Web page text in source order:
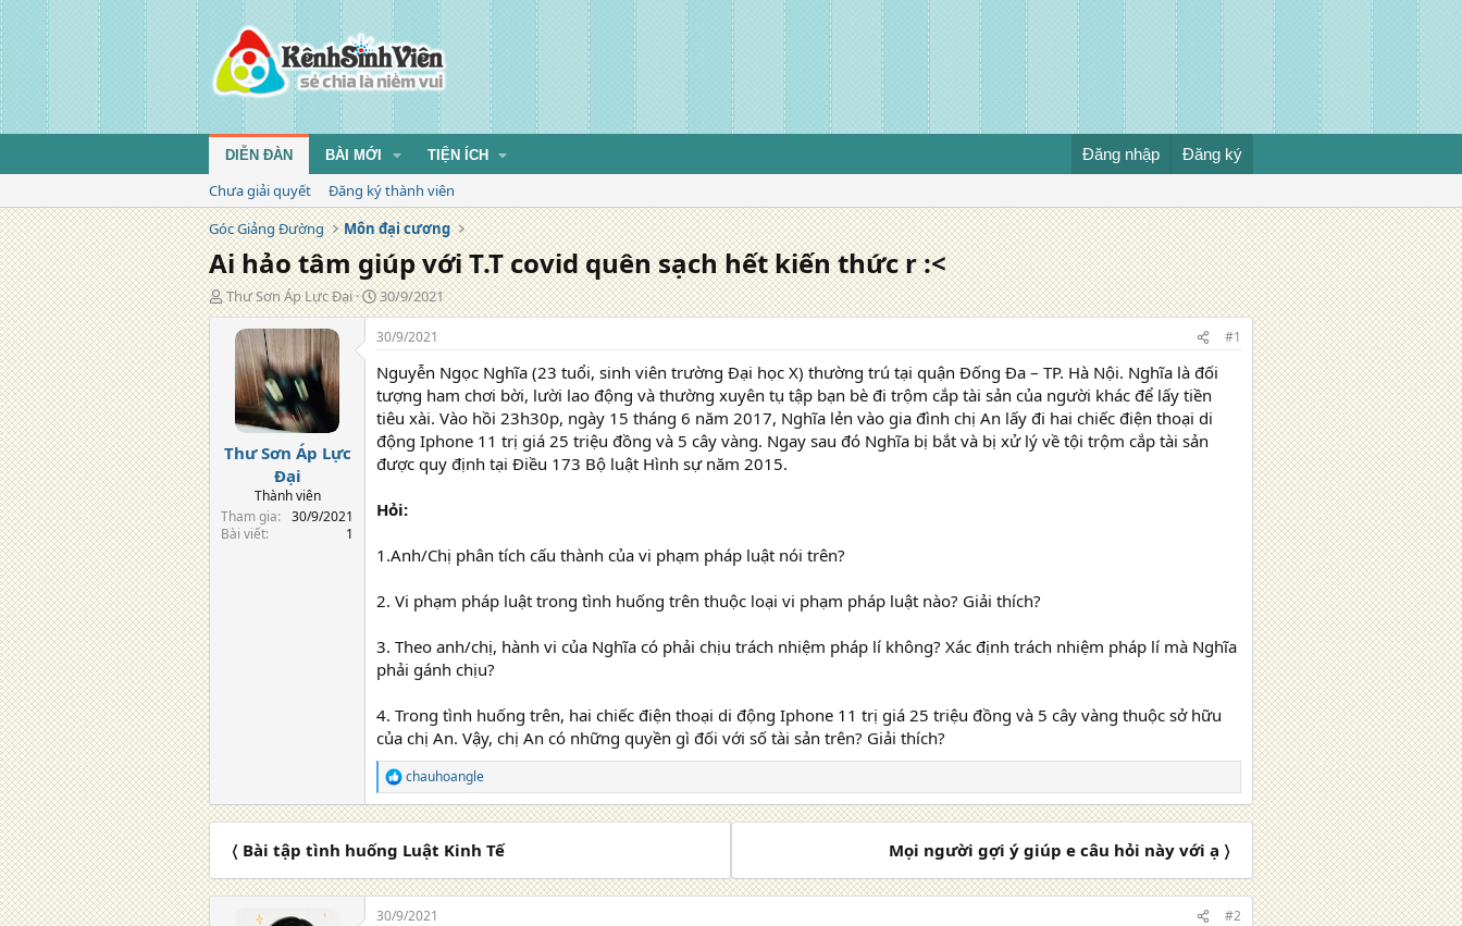
DIỄN ĐÀN BÀI MỚI TIỆN ÍCH Đăng nhập Đăng ký
Chưa giải quyết
Đăng ký thành viên
Góc Giảng Đường
Môn đại cương
Ai hảo tâm giúp với T.T covid quên sạch hết kiến thức r :<
T
á
Thư Sơn Áp Lực Đại
N
g
à
y
đ
ă
n
g
30/9/2021
Thư Sơn Áp Lực
Đại
Thành viên
Tham gia
30/9/2021
Bài viết
1
30/9/2021 #1
Nguyễn Ngọc Nghĩa (23 tuổi, sinh viên trường Đại học X) thường trú tại quận Đống Đa – TP. Hà Nội. Nghĩa là đối
tượng ham chơi bời, lười lao động và thường xuyên tụ tập bạn bè đi trộm cắp tài sản của người khác để lấy tiền
tiêu xài. Vào hồi 23h30p, ngày 15 tháng 6 năm 2017, Nghĩa lẻn vào gia đình chị An lấy đi hai chiếc điện thoại di
động Iphone 11 trị giá 25 triệu đồng và 5 cây vàng. Ngay sau đó Nghĩa bị bắt và bị xử lý về tội trộm cắp tài sản
được quy định tại Điều 173 Bộ luật Hình sự năm 2015.
Hỏi:
1.Anh/Chị phân tích cấu thành của vi phạm pháp luật nói trên?
2. Vi phạm pháp luật trong tình huống trên thuộc loại vi phạm pháp luật nào? Giải thích?
3. Theo anh/chị, hành vi của Nghĩa có phải chịu trách nhiệm pháp lí không? Xác định trách nhiệm pháp lí mà Nghĩa
phải gánh chịu?
4. Trong tình huống trên, hai chiếc điện thoại di động Iphone 11 trị giá 25 triệu đồng và 5 cây vàng thuộc sở hữu
của chị An. Vậy, chị An có những quyền gì đối với số tài sản trên? Giải thích?
R
e
a
t
o
chauhoangle
〈 Bài tập tình huống Luật Kinh Tế Mọi người gợi ý giúp e câu hỏi này với ạ 〉
30/9/2021 #2